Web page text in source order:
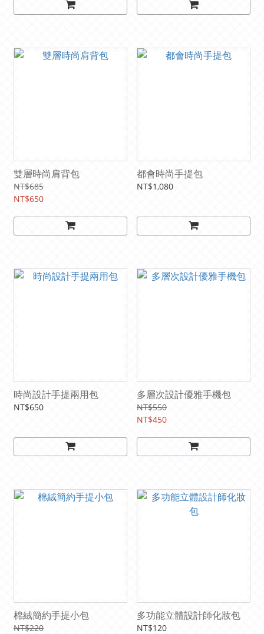
雙層時尚肩背包
NT$685
NT$650
都會時尚手提包
NT$1,080
時尚設計手提兩用包
NT$650
多層次設計優雅手機包
NT$550
NT$450
棉絨簡約手提小包
NT$220
多功能立體設計師化妝包
NT$120